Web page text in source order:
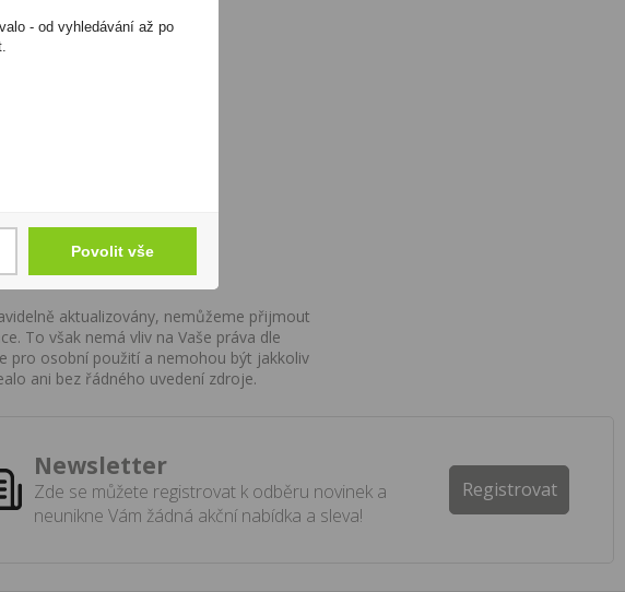
aktualizovány, nemůžeme přijmout
To však nemá vliv na Vaše práva dle
pro osobní použití a nemohou být jakkoliv
ani bez řádného uvedení zdroje.
Newsletter
Zde se můžete registrovat k odběru novinek a
neunikne Vám žádná akční nabídka a sleva!
Registrovat
- od vyhledávání až po
Povolit vše